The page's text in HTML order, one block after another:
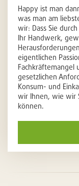
Happy ist man
was man am
wir: Dass Sie
Ihr Handwerk,
eigentlichen
Fachkräftemangel
gesetzlichen
Konsum- und
wir Ihnen, wie wir
können.